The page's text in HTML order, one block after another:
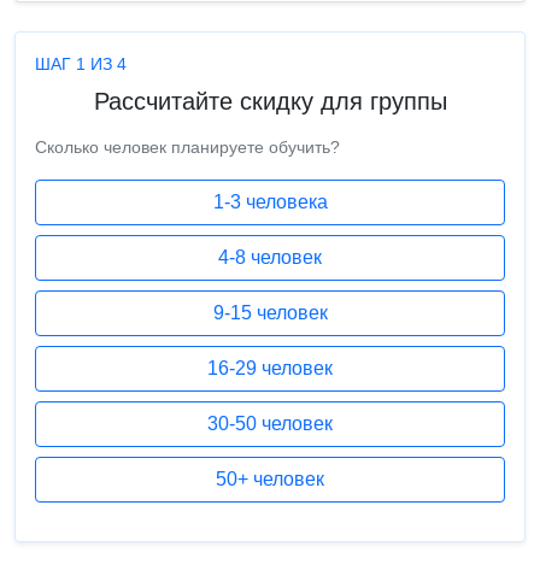
ШАГ 1 ИЗ 4
Рассчитайте скидку для группы
Сколько человек планируете обучить?
1-3 человека
4-8 человек
9-15 человек
16-29 человек
30-50 человек
50+ человек